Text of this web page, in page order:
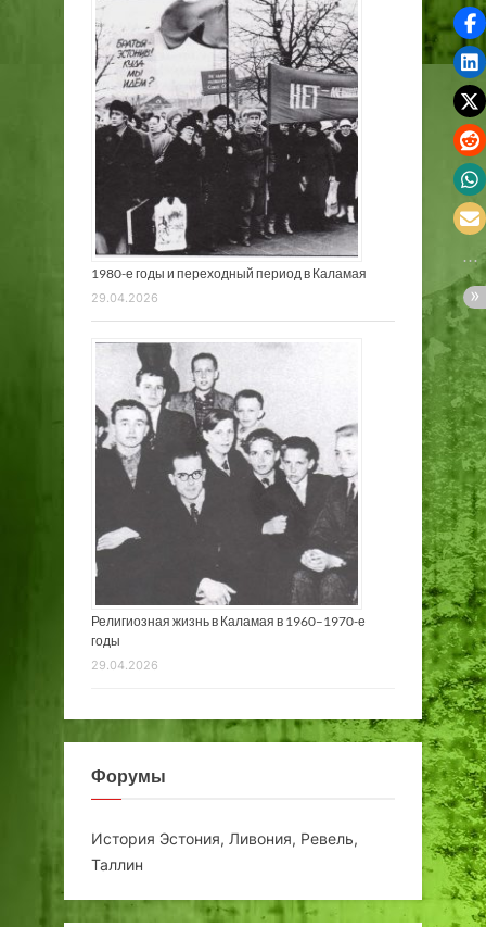
1980-е годы и переходный период в Каламая
29.04.2026
Религиозная жизнь в Каламая в 1960–1970-е
годы
29.04.2026
Форумы
История Эстония, Ливония, Ревель,
Таллин